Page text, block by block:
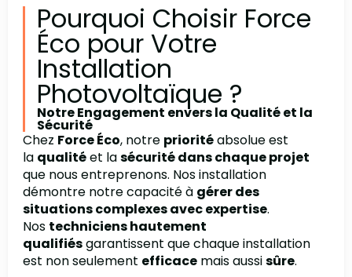
Pourquoi Choisir Force
Éco pour Votre
Installation
Photovoltaïque ?
Notre Engagement envers la Qualité et la
Sécurité
Chez Force Éco, notre prioritéabsolue est
la qualitéet lasécurité dans chaque projet
que nous entreprenons. Nos installation
démontre notre capacité à gérer des
situations complexes avec expertise.
Nos techniciens hautement
qualifiésgarantissent que chaque installation
est non seulement efficacemais aussisûre.